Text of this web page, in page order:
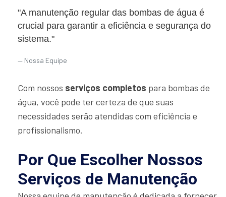
"A manutenção regular das bombas de água é
crucial para garantir a eficiência e segurança do
sistema."
Nossa Equipe
Com nossos serviços completos para bombas de
água, você pode ter certeza de que suas
necessidades serão atendidas com eficiência e
profissionalismo.
Por Que Escolher Nossos
Serviços de Manutenção